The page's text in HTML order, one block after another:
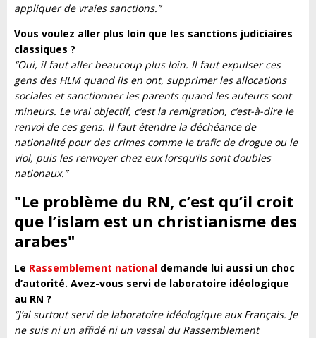
appliquer de vraies sanctions.”
Vous voulez aller plus loin que les sanctions judiciaires
classiques ?
“Oui, il faut aller beaucoup plus loin. Il faut expulser ces
gens des HLM quand ils en ont, supprimer les allocations
sociales et sanctionner les parents quand les auteurs sont
mineurs. Le vrai objectif, c’est la remigration, c’est-à-dire le
renvoi de ces gens. Il faut étendre la déchéance de
nationalité pour des crimes comme le trafic de drogue ou le
viol, puis les renvoyer chez eux lorsqu’ils sont doubles
nationaux.”
"Le problème du RN, c’est qu’il croit
que l’islam est un christianisme des
arabes"
Le Rassemblement national demande lui aussi un choc
d’autorité. Avez-vous servi de laboratoire idéologique
au RN ?
“J’ai surtout servi de laboratoire idéologique aux Français. Je
ne suis ni un affidé ni un vassal du Rassemblement